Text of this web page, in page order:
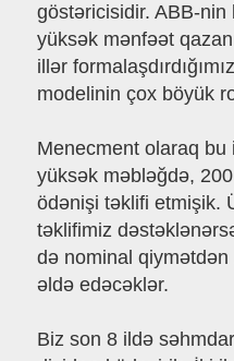
göstəricisidir. ABB-
yüksək mənfəət
illər
modelinin çox böyük
Menecment olaraq bu
yüksək məbləğdə,
ödənişi təklifi etmişik.
təklifimiz
də nominal
əldə edəcəklər.
Biz son 8 ildə